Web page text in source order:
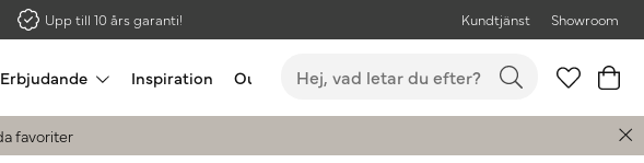
Upp till 10 års garanti! Kundtjänst Showroom
Inspiration Outlet Bästsäljare
favoriter